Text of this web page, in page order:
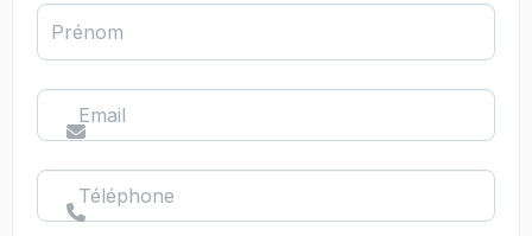
Prénom
Email
Téléphone